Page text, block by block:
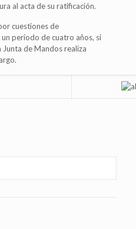
al acta de su ratificación.
cuestiones de
período de cuatro años, si
de Mandos realiza